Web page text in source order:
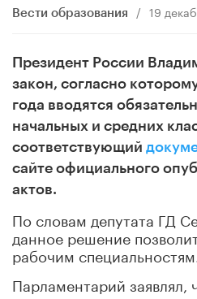
Вести образования / 19
Президент России
закон, согласно
года вводятся
начальных и средних
соответствующий
сайте официального
актов.
По словам депутата ГД
данное решение
рабочим специальностям.
Парламентарий заявлял,